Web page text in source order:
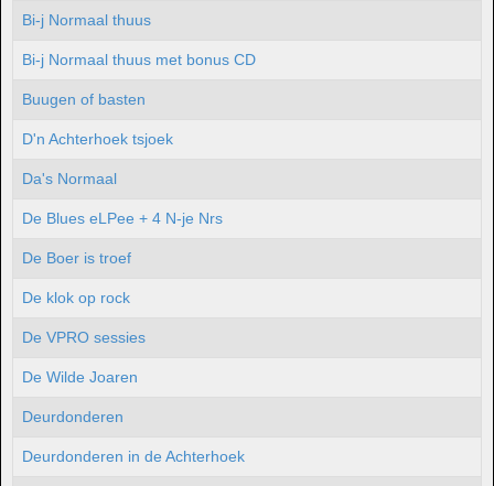
Bi-j Normaal thuus
Bi-j Normaal thuus met bonus CD
Buugen of basten
D'n Achterhoek tsjoek
Da's Normaal
De Blues eLPee + 4 N-je Nrs
De Boer is troef
De klok op rock
De VPRO sessies
De Wilde Joaren
Deurdonderen
Deurdonderen in de Achterhoek